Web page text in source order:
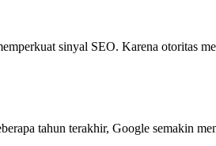
sinyal SEO. Karena otoritas
tahun terakhir, Google semakin